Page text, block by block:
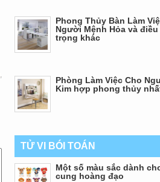
,
Phong Thủy Bàn Làm
Người Mệnh Hỏa và điều
trọng khác
Phòng Làm Việc Cho
Kim hợp phong thủy
TỬ VI BÓI TOÁN
Một số màu sắc dành
cung hoàng đạo